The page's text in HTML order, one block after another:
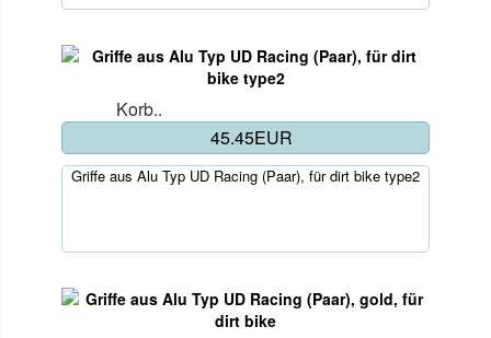
Korb..
45.45EUR
Griffe aus Alu Typ UD Racing (Paar), für dirt bike type2